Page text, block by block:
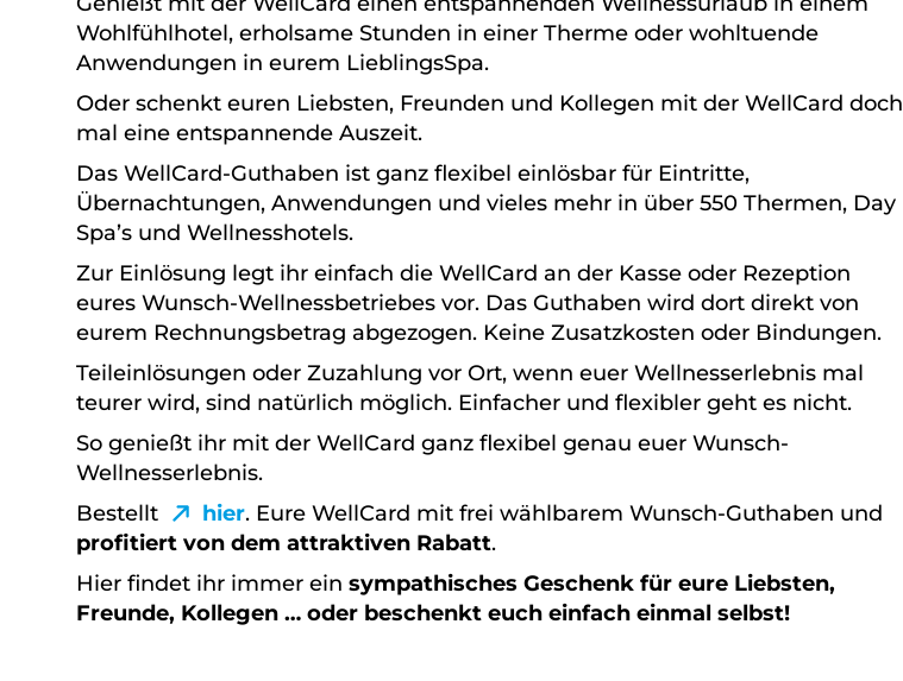
Wohlfühlhotel, erholsame Stunden in einer Therme oder wohltuende
Anwendungen in eurem LieblingsSpa.
Oder schenkt euren Liebsten, Freunden und Kollegen mit der WellCard doch
mal eine entspannende Auszeit.
Das WellCard-Guthaben ist ganz flexibel einlösbar für Eintritte,
Übernachtungen, Anwendungen und vieles mehr in über 550 Thermen, Day
Spa’s und Wellnesshotels.
Zur Einlösung legt ihr einfach die WellCard an der Kasse oder Rezeption
eures Wunsch-Wellnessbetriebes vor. Das Guthaben wird dort direkt von
eurem Rechnungsbetrag abgezogen. Keine Zusatzkosten oder Bindungen.
Teileinlösungen oder Zuzahlung vor Ort, wenn euer Wellnesserlebnis mal
teurer wird, sind natürlich möglich. Einfacher und flexibler geht es nicht.
So genießt ihr mit der WellCard ganz flexibel genau euer Wunsch-
Wellnesserlebnis.
Bestellt
hier. Eure WellCard mit frei wählbarem Wunsch-Guthaben und
profitiert von dem attraktiven Rabatt.
Hier findet ihr immer ein sympathisches Geschenk für eure Liebsten,
Freunde, Kollegen … oder beschenkt euch einfach einmal selbst!